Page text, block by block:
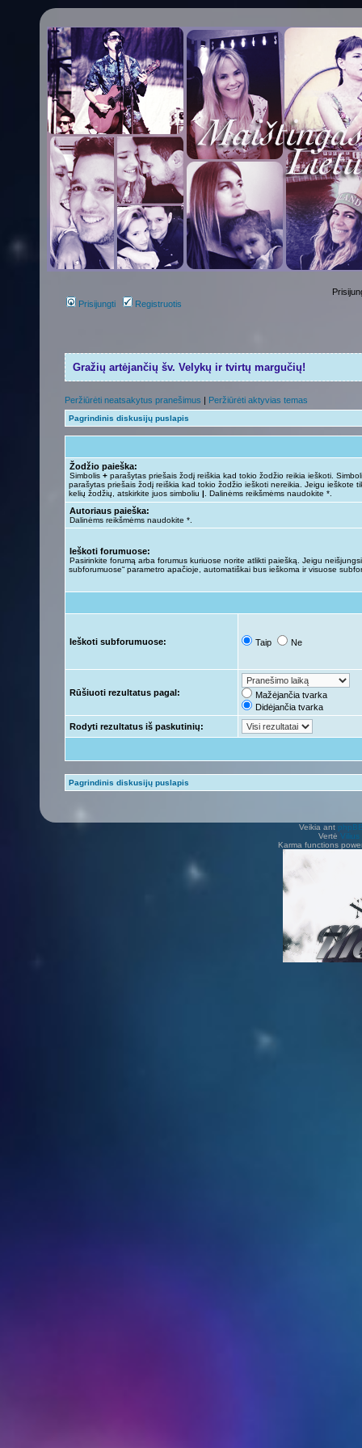
Prisijungti Registruotis
Gražių artėjančių šv. Velykų ir tvirtų margučių!
Peržiūrėti neatsakytus pranešimus | Peržiūrėti aktyvias temas
Pagrindinis diskusijų puslapis
Žodžio paieška:
Simbolis + parašytas priešais žodį reiškia kad tokio žodžio reikia ieškoti.
parašytas priešais žodį reiškia kad tokio žodžio ieškoti nereikia. Jeigu ieškote
kelių žodžių, atskirkite juos simboliu | . Dalinėms reikšmėms naudokite *.
Autoriaus paieška:
Dalinėms reikšmėms naudokite *.
Ieškoti forumuose:
Pasirinkite forumą arba forumus kuriuose norite atlikti paiešką. Jeigu
subforumuose“ parametro apačioje, automatiškai bus ieškoma ir visuose
Ieškoti subforumuose: Taip Ne
Rūšiuoti rezultatus pagal:
Mažėjančia tvarka
Didėjančia tvarka
Rodyti rezultatus iš paskutinių:
Pagrindinis diskusijų puslapis
Veikia ant
Vertė Vilius
Karma functions